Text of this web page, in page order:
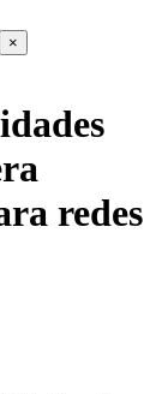
×
redes